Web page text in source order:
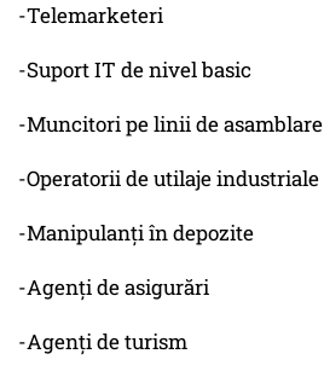
-Telemarketeri
-Suport IT de nivel basic
-Muncitori pe linii de asamblare
-Operatorii de utilaje industriale
-Manipulanți în depozite
-Agenți de asigurări
-Agenți de turism